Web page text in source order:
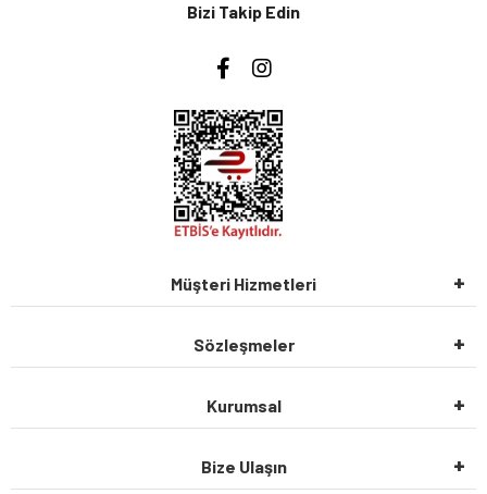
Bizi Takip Edin
Müşteri Hizmetleri
Sözleşmeler
Kurumsal
Bize Ulaşın